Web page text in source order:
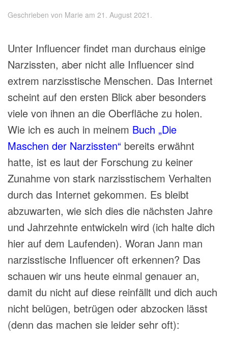
Geschrieben von Marie am 21. August 2021 .
Unter Influencer findet man durchaus einige
Narzissten, aber nicht alle Influencer sind
extrem narzisstische Menschen. Das Internet
scheint auf den ersten Blick aber besonders
viele von ihnen an die Oberfläche zu holen.
Wie ich es auch in meinem Buch „Die
Maschen der Narzissten“ bereits erwähnt
hatte, ist es laut der Forschung zu keiner
Zunahme von stark narzisstischem Verhalten
durch das Internet gekommen. Es bleibt
abzuwarten, wie sich dies die nächsten Jahre
und Jahrzehnte entwickeln wird (ich halte dich
hier auf dem Laufenden). Woran Jann man
narzisstische Influencer oft erkennen? Das
schauen wir uns heute einmal genauer an,
damit du nicht auf diese reinfällt und dich auch
nicht belügen, betrügen oder abzocken lässt
(denn das machen sie leider sehr oft):